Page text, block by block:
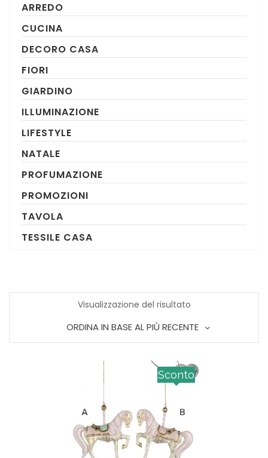
ARREDO
CUCINA
DECORO CASA
FIORI
GIARDINO
ILLUMINAZIONE
LIFESTYLE
NATALE
PROFUMAZIONE
PROMOZIONI
TAVOLA
TESSILE CASA
Visualizzazione del risultato
ORDINA IN BASE AL PIÙ RECENTE
Sconto